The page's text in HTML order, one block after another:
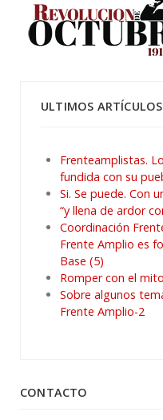
ULTIMOS ARTÍCULOS
Frenteamplistas.
fundida con su
Si. Se puede. Con
“y llena de ardor
Coordinación
Frente Amplio es
Base (5)
Romper con el
Sobre algunos
Frente Amplio-2
CONTACTO